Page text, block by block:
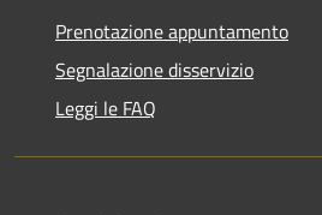
Prenotazione appuntamento
Segnalazione disservizio
Leggi le FAQ